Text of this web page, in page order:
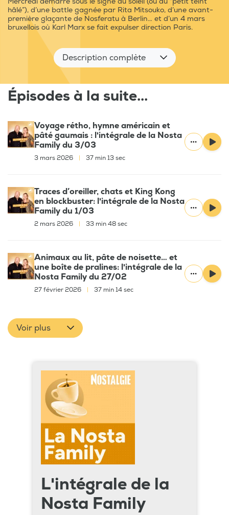
hâlé”), d’une battle gagnée par Rita Mitsouko, d’une avant-
première glaçante de Nosferatu à Berlin… et d’un 4 mars
bruxellois où Karl Marx se fait expulser direction Paris.
Description complète
Épisodes à la suite...
Voyage rétho, hymne américain et
pâté gaumais : l'intégrale de la Nosta
Family du 3/03
3 mars 2026 37 min 13 sec
Traces d’oreiller, chats et King Kong
en blockbuster: l'intégrale de la Nosta
Family du 1/03
2 mars 2026 33 min 48 sec
Animaux au lit, pâte de noisette… et
une boîte de pralines: l'intégrale de la
Nosta Family du 27/02
27 février 2026 37 min 14 sec
Voir plus
L'intégrale de la
Nosta Family